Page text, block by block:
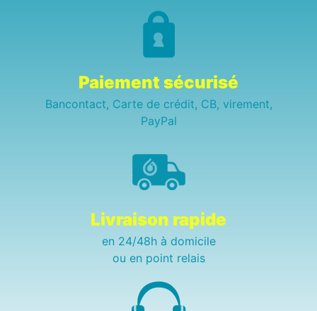
Paiement sécurisé
Bancontact, Carte de crédit, CB, virement,
PayPal
Livraison rapide
en 24/48h à domicile
ou en point relais